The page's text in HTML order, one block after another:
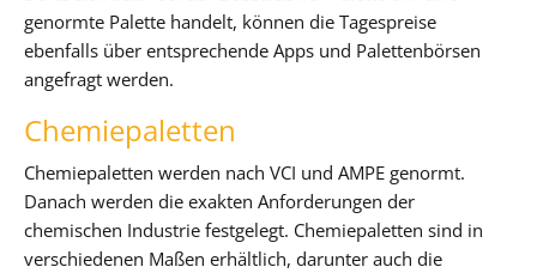
genormte Palette handelt, können die Tagespreise
ebenfalls über entsprechende Apps und Palettenbörsen
angefragt werden.
Chemiepaletten
Chemiepaletten werden nach VCI und AMPE genormt.
Danach werden die exakten Anforderungen der
chemischen Industrie festgelegt. Chemiepaletten sind in
verschiedenen Maßen erhältlich, darunter auch die